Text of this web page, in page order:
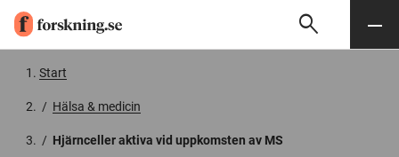
Söksearch Meny
Start
/ Hälsa & medicin
/ Hjärnceller aktiva vid uppkomsten av MS